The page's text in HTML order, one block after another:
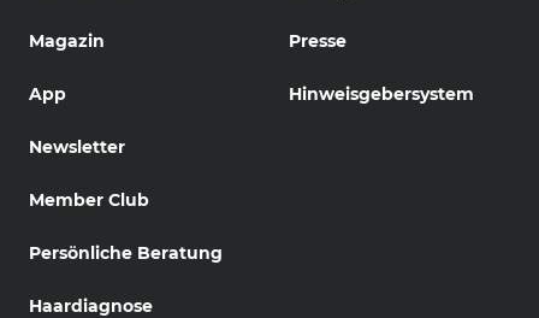
Magazin
App
Newsletter
Member Club
Persönliche Beratung
Haardiagnose
Presse
Hinweisgebersystem